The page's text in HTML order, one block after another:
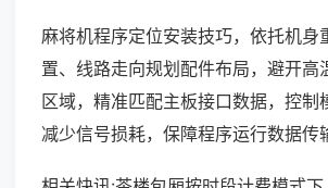
麻将机程序定位安装技巧，依托机身
置、线路走向规划配件布局，避开高
区域，精准匹配主板接口数据，控制
减少信号损耗，保障程序运行数据传